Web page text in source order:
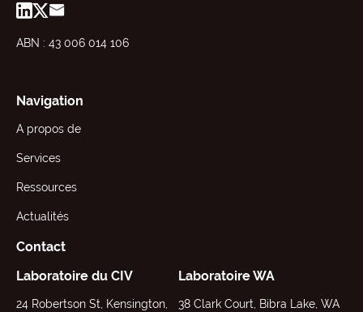
ABN : 43 006 014 106
Navigation
A propos de
Services
Ressources
Actualités
Contact
Laboratoire du CIV
24 Robertson St, Kensington,
Laboratoire WA
38 Clark Court, Bibra Lake, WA